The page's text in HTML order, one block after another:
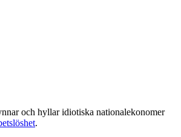
och hyllar idiotiska nationalekonomer
.